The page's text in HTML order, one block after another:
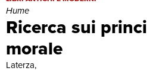
Ricerca sui
morale
Hume
Laterza,